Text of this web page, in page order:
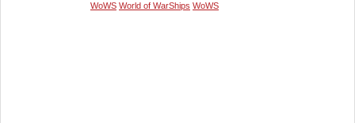
WoWS World of WarShips WoWS